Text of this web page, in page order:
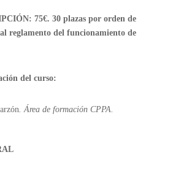
75€. 30 plazas por orden de
reglamento del funcionamiento de
del curso:
. Área de formación CPPA.